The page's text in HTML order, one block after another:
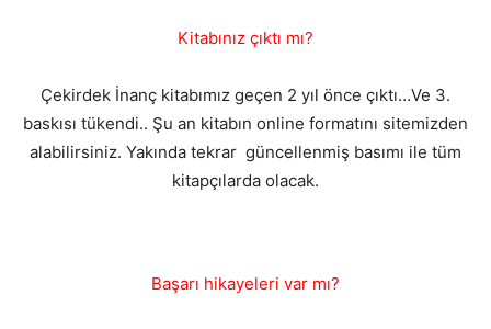
Kitabınız çıktı mı?
Çekirdek İnanç kitabımız geçen 2 yıl önce çıktı…Ve 3.
baskısı tükendi.. Şu an kitabın online formatını sitemizden
alabilirsiniz. Yakında tekrar güncellenmiş basımı ile tüm
kitapçılarda olacak.
Başarı hikayeleri var mı?